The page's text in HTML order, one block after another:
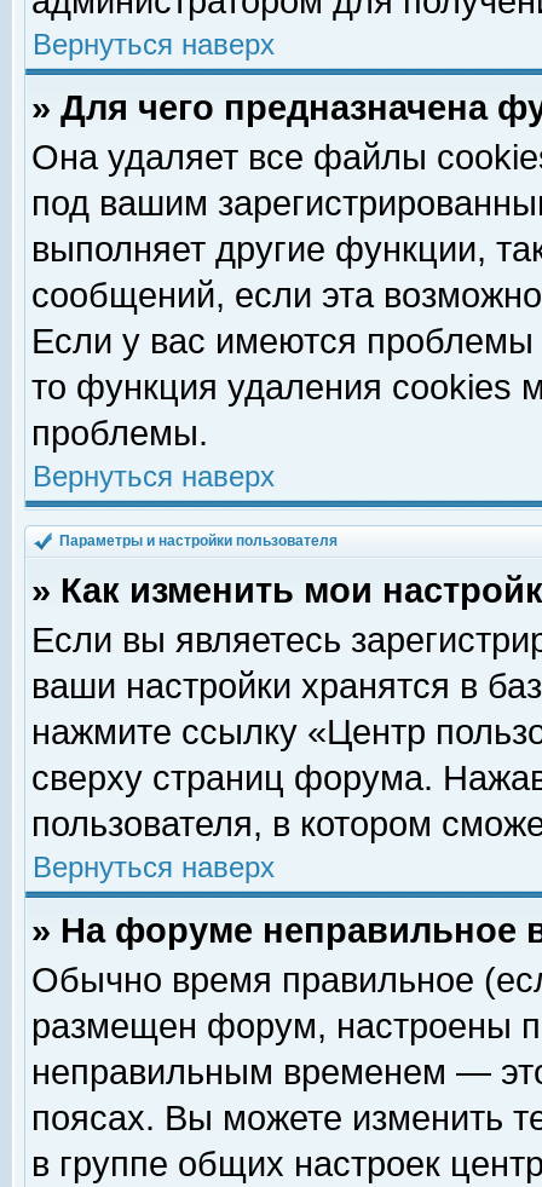
Вернуться наверх
» Для чего предназначена
Она удаляет все файлы
под вашим
выполняет другие функции,
сообщений, если эта
Если у вас имеются
то функция удаления cookies
проблемы.
Вернуться наверх
Параметры и настройки пользователя
» Как изменить мои
Если вы являетесь
ваши настройки хранятся в
нажмите ссылку «Центр
сверху страниц форума.
пользователя, в котором
Вернуться наверх
» На форуме неправильное
Обычно время правильное
размещен форум, настроены
неправильным временем —
поясах. Вы можете изменить
в группе общих настроек